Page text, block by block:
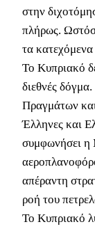
στην
πλήρως.
τα
Το Κυπριακό
διεθνές
Πραγμάτων
Έλληνες και
συμφωνήσει η
απέραντη
ροή του
Το Κυπριακό